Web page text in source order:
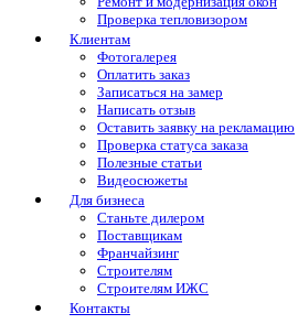
Проверка тепловизором
Клиентам
Фотогалерея
Оплатить заказ
Записаться на замер
Написать отзыв
Оставить заявку на рекламацию
Проверка статуса заказа
Полезные статьи
Видеосюжеты
Для бизнеса
Станьте дилером
Поставщикам
Франчайзинг
Строителям
Строителям ИЖС
Контакты